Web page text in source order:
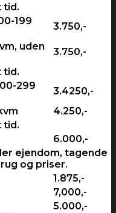
tid.
199
3.750,-
uden
3.750,-
tid.
299
3.4250,-
4.250,-
tid.
6.000,-
ejendom, tagende
og priser.
1.875,-
7,000,-
5.000,-